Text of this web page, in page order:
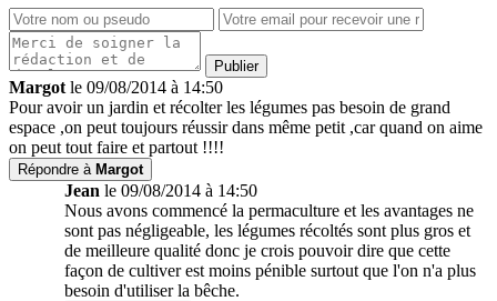
Margot le 09/08/2014 à 14:50
Pour avoir un jardin et récolter les légumes pas besoin de grand
espace ,on peut toujours réussir dans même petit ,car quand on aime
on peut tout faire et partout !!!!
Répondre à Margot
Jean le 09/08/2014 à 14:50
Nous avons commencé la permaculture et les avantages ne
sont pas négligeable, les légumes récoltés sont plus gros et
de meilleure qualité donc je crois pouvoir dire que cette
façon de cultiver est moins pénible surtout que l'on n'a plus
besoin d'utiliser la bêche.